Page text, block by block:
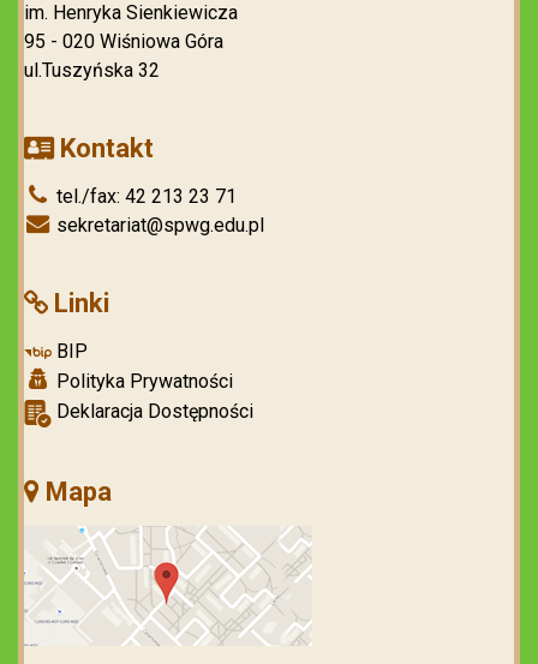
im. Henryka Sienkiewicza
95 - 020 Wiśniowa Góra
ul.Tuszyńska 32
Kontakt
tel./fax: 42 213 23 71
sekretariat@spwg.edu.pl
Linki
BIP
Polityka Prywatności
Deklaracja Dostępności
Mapa